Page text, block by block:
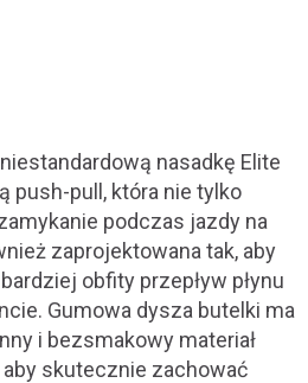
nasadkę Elite
push-pull, która nie tylko
podczas jazdy na
zaprojektowana tak, aby
obfity przepływ płynu
Gumowa dysza butelki ma
i bezsmakowy materiał
skutecznie zachować